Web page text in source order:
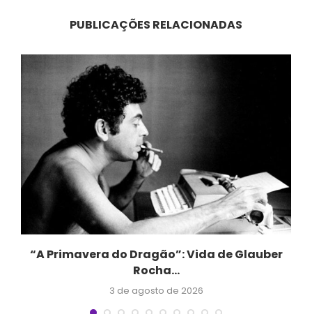
PUBLICAÇÕES RELACIONADAS
“A Primavera do Dragão”: Vida de Glauber
Rocha...
3 de agosto de 2026